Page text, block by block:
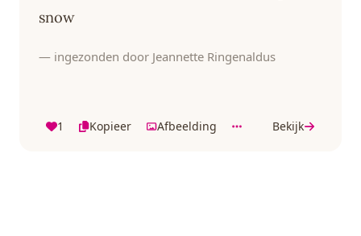
snow
— ingezonden door Jeannette Ringenaldus
1 Kopieer Afbeelding Bekijk